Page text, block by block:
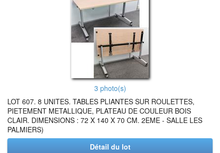
3 photo(s)
LOT 607. 8 UNITES. TABLES PLIANTES SUR ROULETTES,
PIETEMENT METALLIQUE, PLATEAU DE COULEUR BOIS
CLAIR. DIMENSIONS : 72 X 140 X 70 CM. 2EME - SALLE LES
PALMIERS)
Détail du lot